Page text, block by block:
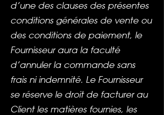
d’une des clauses des présentes
conditions générales de vente ou
des conditions de paiement, le
Fournisseur aura la faculté
d’annuler la commande sans
frais ni indemnité. Le Fournisseur
se réserve le droit de facturer au
Client les matières fournies, les